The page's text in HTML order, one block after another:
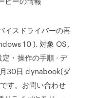
イスドライバーの再
10 ). 対象 OS,
・操作の手順 · デ
30日 dynabook(ダ
す。お問い合わせ